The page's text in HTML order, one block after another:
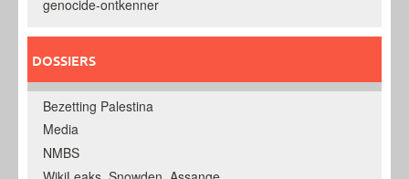
genocide-ontkenner
DOSSIERS
Bezetting Palestina
Media
NMBS